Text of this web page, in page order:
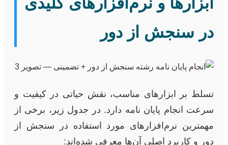
در سنجش از دور
تسلط بر ابزارهای مناسب، نقش حیاتی در کیفیت و
سرعت انجام پایان نامه دارد. در جدول زیر، برخی از
مهمترین نرم‌افزارهای مورد استفاده در سنجش از
دور و کاربرد اصلی آن‌ها معرفی شده‌اند: